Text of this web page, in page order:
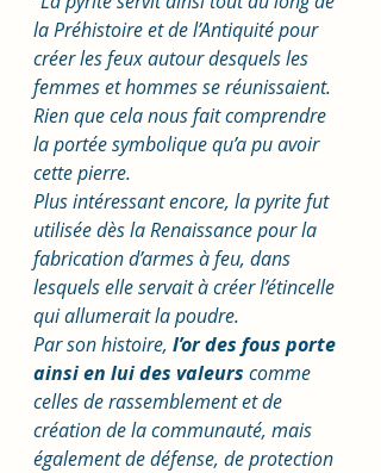
la Préhistoire et de l’Antiquité pour
créer les feux autour desquels les
femmes et hommes se réunissaient.
Rien que cela nous fait comprendre
la portée symbolique qu’a pu avoir
cette pierre.
Plus intéressant encore, la pyrite fut
utilisée dès la Renaissance pour la
fabrication d’armes à feu, dans
lesquels elle servait à créer l’étincelle
qui allumerait la poudre.
Par son histoire, l’or des fous porte
ainsi en lui des valeurs comme
celles de rassemblement et de
création de la communauté, mais
également de défense, de protection